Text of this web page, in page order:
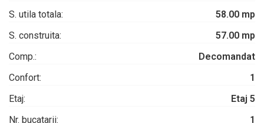
S. utila totala:
58.00 mp
S. construita:
57.00 mp
Comp.:
Decomandat
Confort:
1
Etaj:
Etaj 5
Nr. bucatarii:
1